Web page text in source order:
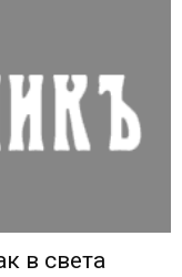
в света